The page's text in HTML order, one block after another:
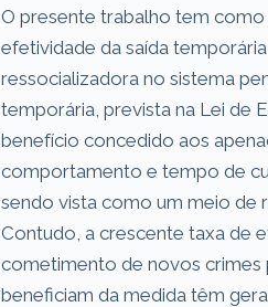
O presente trabalho tem como
efetividade da saída
ressocializadora no sistema
temporária, prevista na Lei de
benefício concedido aos
comportamento e tempo de
sendo vista como um meio de
Contudo, a crescente taxa de
cometimento de novos crimes
beneficiam da medida têm